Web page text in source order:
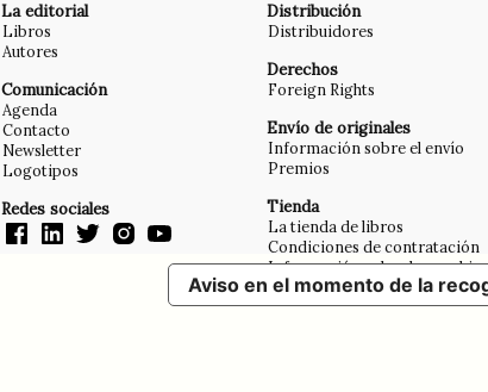
La editorial
Libros
Autores
Comunicación
Agenda
Contacto
Newsletter
Logotipos
Redes sociales
Distribución
Distribuidores
Derechos
Foreign Rights
Envío de originales
Información sobre el envío
Premios
Tienda
La tienda de libros
Condiciones de contratación
Información sobre las cookies
Aviso legal
Aviso en el momento de la